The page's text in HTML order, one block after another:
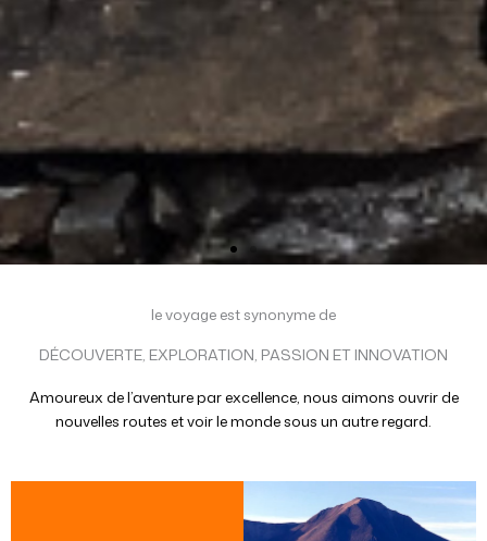
le voyage est synonyme de
DÉCOUVERTE, EXPLORATION, PASSION ET INNOVATION
Amoureux de l’aventure par excellence, nous aimons ouvrir de
nouvelles routes et voir le monde sous un autre regard.